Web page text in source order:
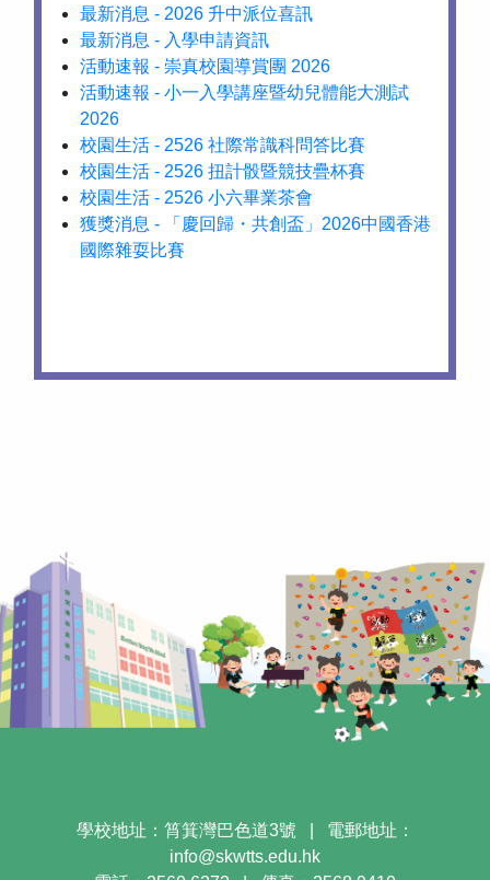
最新消息 - 2026 升中派位喜訊
最新消息 - 入學申請資訊
活動速報 - 崇真校園導賞團 2026
活動速報 - 小一入學講座暨幼兒體能大測試
2026
校園生活 - 2526 社際常識科問答比賽
校園生活 - 2526 扭計骰暨競技疊杯賽
校園生活 - 2526 小六畢業茶會
獲獎消息 - 「慶回歸・共創盃」2026中國香港
國際雜耍比賽
學校地址：筲箕灣巴色道3號
電郵地址：
info@skwtts.edu.hk